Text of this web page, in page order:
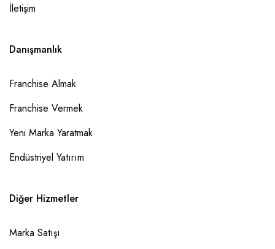
İletişim
Danışmanlık
Franchise Almak
Franchise Vermek
Yeni Marka Yaratmak
Endüstriyel Yatırım
Diğer Hizmetler
Marka Satışı